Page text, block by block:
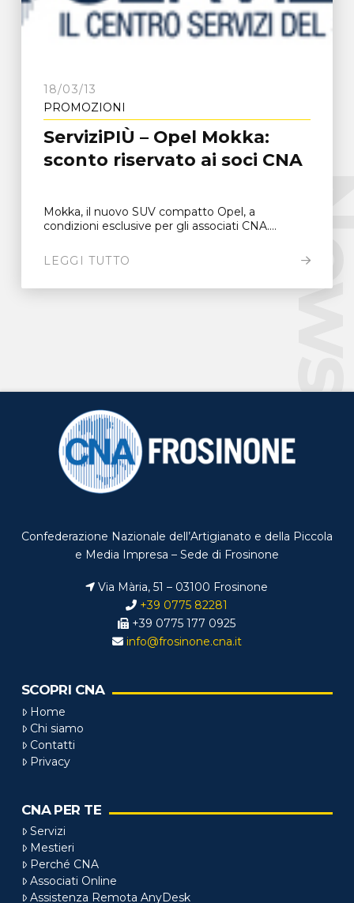
18/03/13
PROMOZIONI
ServiziPIÙ – Opel Mokka:
sconto riservato ai soci CNA
Mokka, il nuovo SUV compatto Opel, a
condizioni esclusive per gli associati CNA....
LEGGI TUTTO
Confederazione Nazionale dell’Artigianato e della Piccola
e Media Impresa – Sede di Frosinone
Via Mària, 51 – 03100 Frosinone
+39 0775 82281
+39 0775 177 0925
info@frosinone.cna.it
SCOPRI CNA
Home
Chi siamo
Contatti
Privacy
CNA PER TE
Servizi
Mestieri
Perché CNA
Associati Online
Assistenza Remota AnyDesk